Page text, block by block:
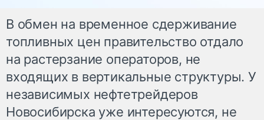
В обмен на временное сдерживание
топливных цен правительство отдало
на растерзание операторов, не
входящих в вертикальные структуры. У
независимых нефтетрейдеров
Новосибирска уже интересуются, не